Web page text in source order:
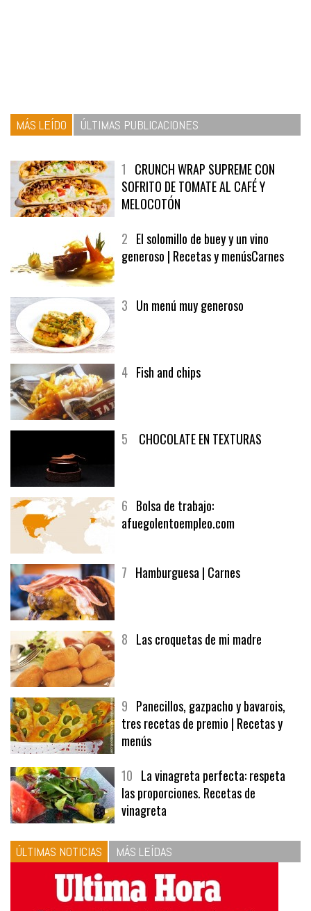
MÁS LEÍDO ÚLTIMAS PUBLICACIONES
1 CRUNCH WRAP SUPREME CON
SOFRITO DE TOMATE AL CAFÉ Y
MELOCOTÓN
2 El solomillo de buey y un vino
generoso | Recetas y menúsCarnes
3 Un menú muy generoso
4 Fish and chips
5 CHOCOLATE EN TEXTURAS
6 Bolsa de trabajo:
afuegolentoempleo.com
7 Hamburguesa | Carnes
8 Las croquetas de mi madre
9 Panecillos, gazpacho y bavarois,
tres recetas de premio | Recetas y
menús
10 La vinagreta perfecta: respeta
las proporciones. Recetas de
vinagreta
ÚLTIMAS NOTICIAS MÁS LEÍDAS